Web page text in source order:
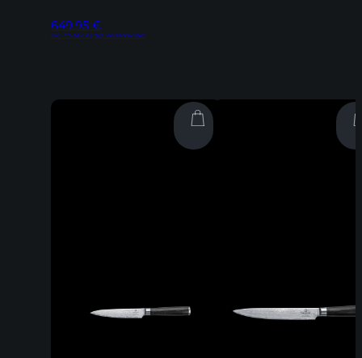
649,95 €
Inkl. 19% MwSt | zzgl. Versandkosten